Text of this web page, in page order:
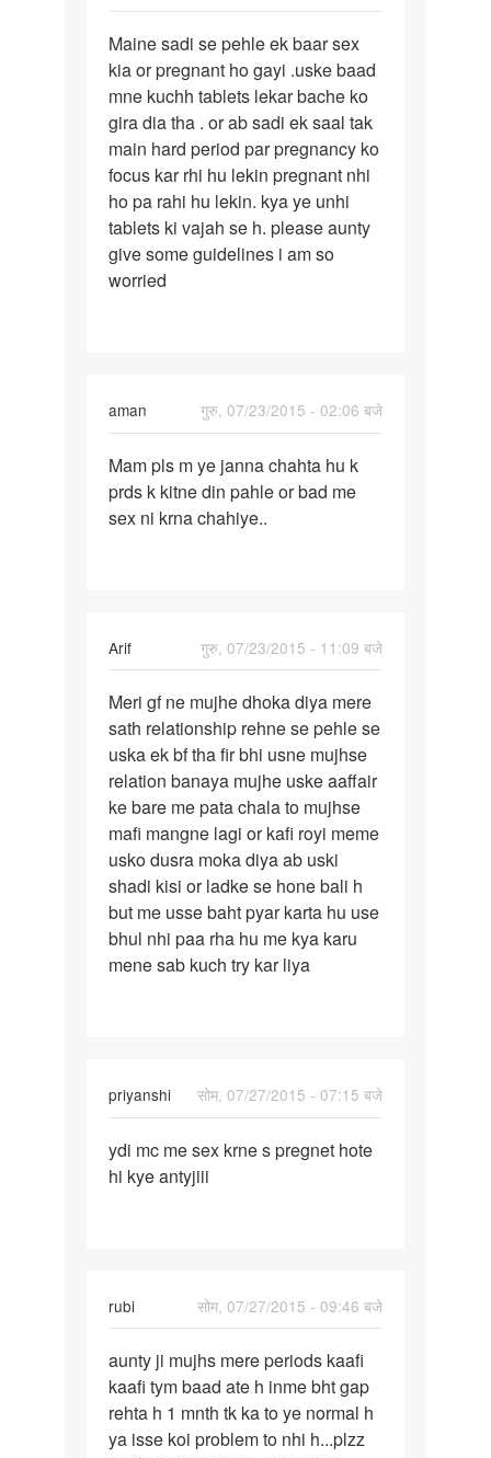
Maine
sadi
se
pehle
ek
baar
Maine sadi se pehle ek baar sex
kia or pregnant ho gayi .uske baad
mne kuchh tablets lekar bache ko
gira dia tha . or ab sadi ek saal tak
main hard period par pregnancy ko
focus kar rhi hu lekin pregnant nhi
ho pa rahi hu lekin. kya ye unhi
tablets ki vajah se h. please aunty
give some guidelines i am so
worried
aman
गुरु, 07/23/2015 - 02:06 बजे
Mam
pls
m
Mam pls m ye janna chahta hu k
prds k kitne din pahle or bad me
sex ni krna chahiye..
Arif
गुरु, 07/23/2015 - 11:09 बजे
Meri
gf
ne
mujhe
dhoka
diya
Meri gf ne mujhe dhoka diya mere
sath relationship rehne se pehle se
uska ek bf tha fir bhi usne mujhse
relation banaya mujhe uske aaffair
ke bare me pata chala to mujhse
mafi mangne lagi or kafi royi meme
usko dusra moka diya ab uski
shadi kisi or ladke se hone bali h
but me usse baht pyar karta hu use
bhul nhi paa rha hu me kya karu
mene sab kuch try kar liya
priyanshi
सोम, 07/27/2015 - 07:15 बजे
ydi
mc
pregnet
ydi mc me sex krne s pregnet hote
hi kye antyjiii
rubi
सोम, 07/27/2015 - 09:46 बजे
aunty
ji
mujhs
mere
aunty ji mujhs mere periods kaafi
kaafi tym baad ate h inme bht gap
rehta h 1 mnth tk ka to ye normal h
ya isse koi problem to nhi h...plzz